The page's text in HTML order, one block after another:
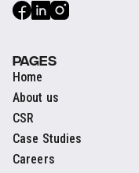
PAGES
Home
About us
CSR
Case Studies
Careers